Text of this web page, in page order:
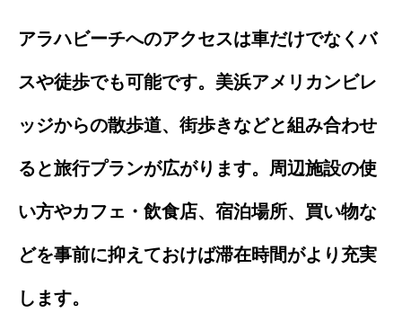
アラハビーチへのアクセスは車だけでなくバ
スや徒歩でも可能です。美浜アメリカンビレ
ッジからの散歩道、街歩きなどと組み合わせ
ると旅行プランが広がります。周辺施設の使
い方やカフェ・飲食店、宿泊場所、買い物な
どを事前に抑えておけば滞在時間がより充実
します。